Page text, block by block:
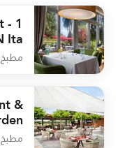
- 1
Star MICHELIN Ita[...]
&